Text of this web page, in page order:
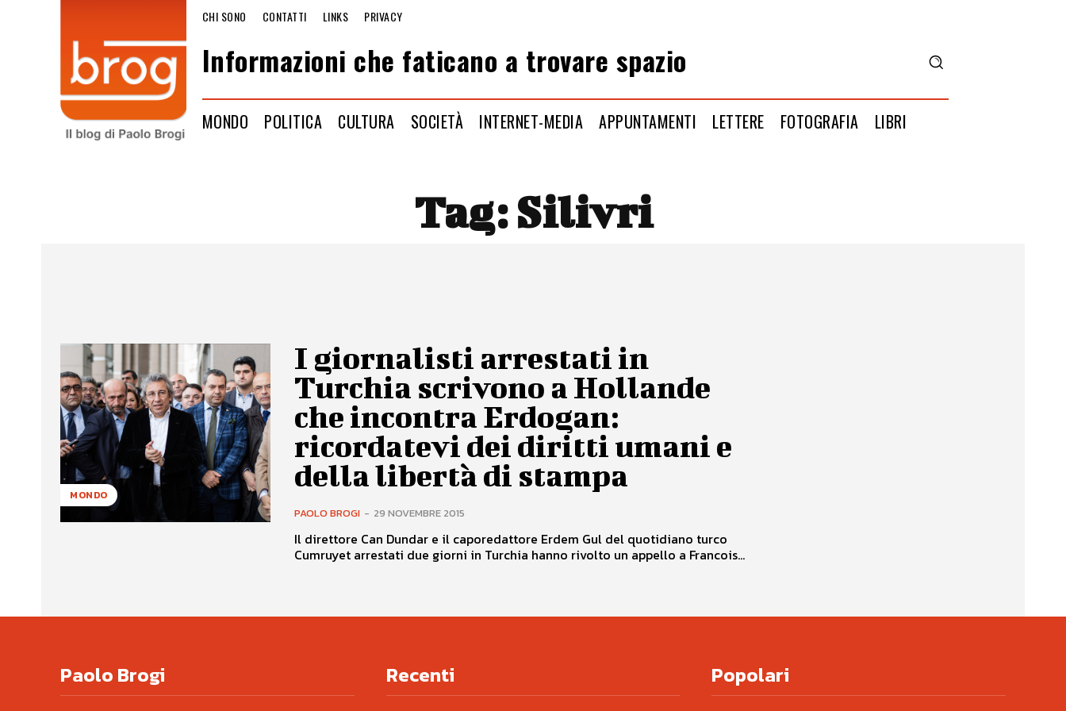
CHI SONO CONTATTI LINKS PRIVACY
Informazioni che faticano a trovare spazio
MONDO POLITICA CULTURA SOCIETÀ INTERNET-MEDIA APPUNTAMENTI LETTERE FOTOGRAFIA LIBRI
Tag:Silivri
MONDO
I giornalisti arrestati in
Turchia scrivono a Hollande
che incontra Erdogan:
ricordatevi dei diritti umani e
della libertà di stampa
PAOLO BROGI - 29 NOVEMBRE 2015
Il direttore Can Dundar e il caporedattore Erdem Gul del quotidiano turco
Cumruyet arrestati due giorni in Turchia hanno rivolto un appello a Francois...
Paolo Brogi Recenti Popolari